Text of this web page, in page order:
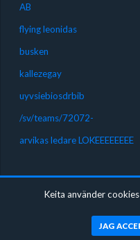
AB
flying leonidas
busken
kallezegay
uyvsiebiosdrbib
/sv/teams/72072-
arvikas ledare LOKEEEEEEEE
SOLO
AB har ännu inte spelat några
Keita använder
JAG